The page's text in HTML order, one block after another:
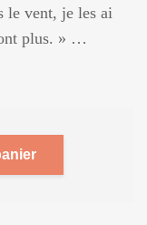
le vent, je les ai
plus. » …